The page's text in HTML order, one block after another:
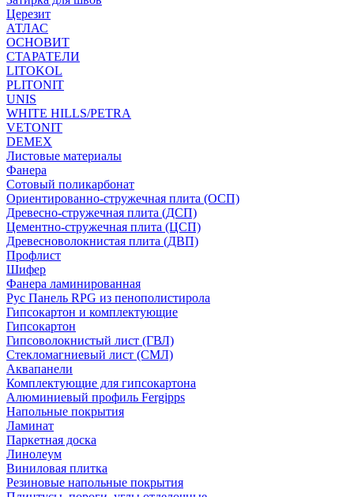
Церезит
АТЛАС
ОСНОВИТ
СТАРАТЕЛИ
LITOKOL
PLITONIT
UNIS
WHITE HILLS/PETRA
VETONIT
DEMEX
Листовые материалы
Фанера
Сотовый поликарбонат
Ориентированно-стружечная плита (ОСП)
Древесно-стружечная плита (ДСП)
Цементно-стружечная плита (ЦСП)
Древесноволокнистая плита (ДВП)
Профлист
Шифер
Фанера ламинированная
Рус Панель RPG из пенополистирола
Гипсокартон и комплектующие
Гипсокартон
Гипсоволокнистый лист (ГВЛ)
Стекломагниевый лист (СМЛ)
Аквапанели
Комплектующие для гипсокартона
Алюминиевый профиль Fergipps
Напольные покрытия
Ламинат
Паркетная доска
Линолеум
Виниловая плитка
Резиновые напольные покрытия